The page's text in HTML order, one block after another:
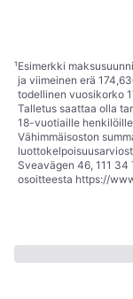
¹Esimerkki
ja viimeinen erä
todellinen vuosikorko
Talletus saattaa olla
18-vuotiaille
Vähimmäisoston
Sveavägen 46, 111
osoitteesta https://